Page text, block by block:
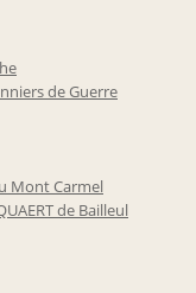
de Guerre
Mont Carmel
de Bailleul